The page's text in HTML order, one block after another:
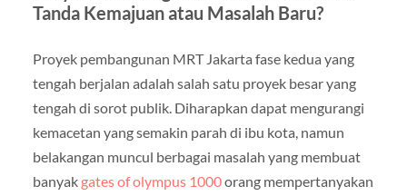
Tanda Kemajuan atau Masalah Baru?
Proyek pembangunan MRT Jakarta fase kedua yang
tengah berjalan adalah salah satu proyek besar yang
tengah di sorot publik. Diharapkan dapat mengurangi
kemacetan yang semakin parah di ibu kota, namun
belakangan muncul berbagai masalah yang membuat
banyak gates of olympus 1000orang mempertanyakan